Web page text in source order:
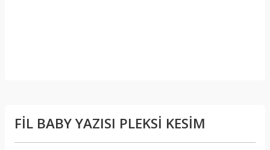
FİL BABY YAZISI PLEKSİ KESİM